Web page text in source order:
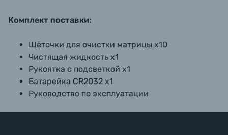
Комплект поставки:
Щёточки для очистки матрицы x10
Чистящая жидкость x1
Рукоятка с подсветкой x1
Батарейка CR2032 x1
Руководство по эксплуатации